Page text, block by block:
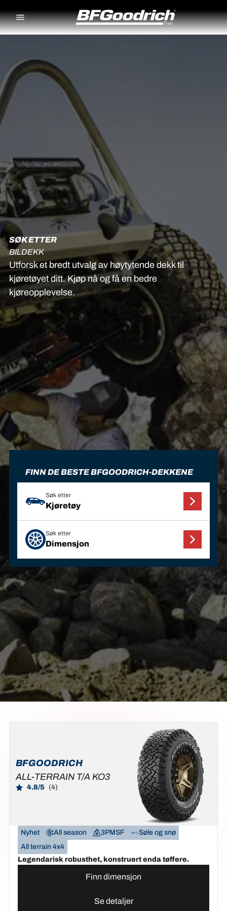
SØK ETTER
BILDEKK
Utforsk et bredt utvalg av høytytende dekk til
kjøretøyet ditt. Kjøp nå og få en bedre
kjøreopplevelse.
FINN DE BESTE BFGOODRICH-DEKKENE
Søk etter
Kjøretøy
Søk etter
Dimensjon
BFGOODRICH
ALL-TERRAIN T/A KO3
4.8/5 (4)
Nyhet All season 3PMSF
Søle og snø
All terrain 4x4
Legendarisk robusthet, konstruert enda tøffere.
Finn dimensjon
Se detaljer